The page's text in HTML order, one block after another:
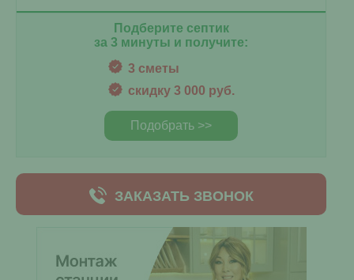
Подберите септик
за 3 минуты и получите:
3 сметы
скидку 3 000 руб.
Подобрать >>
ЗАКАЗАТЬ ЗВОНОК